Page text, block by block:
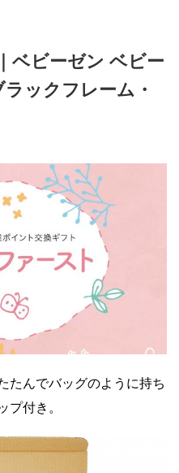
ベビーゼン ベビー
ックフレーム・
たんでバッグのように持ち
付き。